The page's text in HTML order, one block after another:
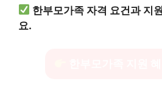
한부모가족 자격 요건과 지
요.